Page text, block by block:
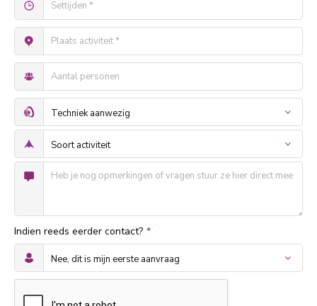
Indien reeds eerder contact? *